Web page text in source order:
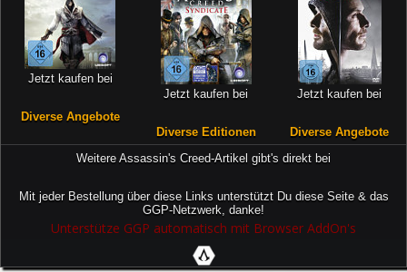
Jetzt kaufen bei
Diverse Angebote
Jetzt kaufen bei
Diverse Editionen
Jetzt kaufen bei
Diverse Angebote
Weitere Assassin's Creed-Artikel gibt's direkt bei
Mit jeder Bestellung über diese Links unterstützt Du diese Seite & das
GGP-Netzwerk, danke!
Unterstütze GGP automatisch mit Browser AddOn's